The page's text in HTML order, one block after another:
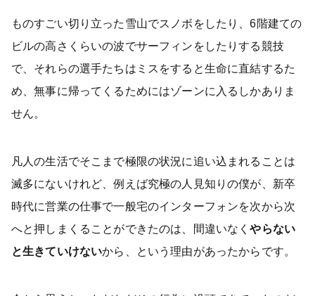
ものすごい切り立った雪山でスノボをしたり、6階建ての
ビルの高さくらいの波でサーフィンをしたりする競技
で、それらの選手たちはミスをすると生命に直結するた
め、無事に帰ってくるためにはゾーンに入るしかありま
せん。
凡人の生活でそこまで極限の状況に追い込まれることは
滅多にないけれど、例えば究極の人見知りの僕が、新卒
時代に営業の仕事で一般宅のインターフォンを次から次
へと押しまくることができたのは、間違いなくやらない
と生きていけないから、という理由があったからです。